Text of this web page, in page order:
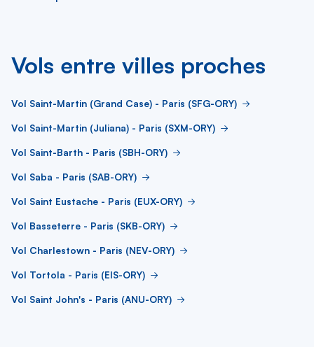
Vols entre villes proches
Vol Saint-Martin (Grand Case) - Paris (SFG-ORY)
Vol Saint-Martin (Juliana) - Paris (SXM-ORY)
Vol Saint-Barth - Paris (SBH-ORY)
Vol Saba - Paris (SAB-ORY)
Vol Saint Eustache - Paris (EUX-ORY)
Vol Basseterre - Paris (SKB-ORY)
Vol Charlestown - Paris (NEV-ORY)
Vol Tortola - Paris (EIS-ORY)
Vol Saint John's - Paris (ANU-ORY)